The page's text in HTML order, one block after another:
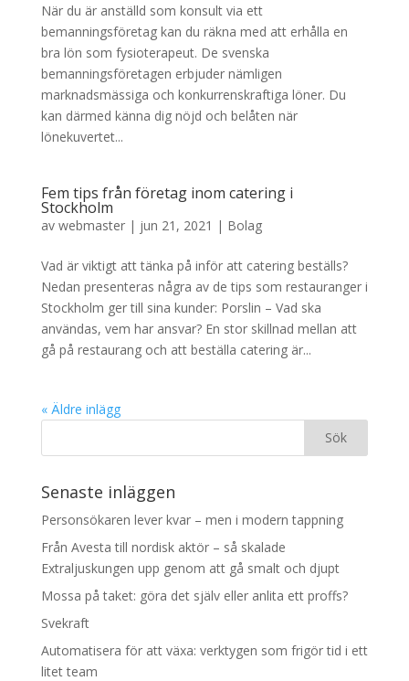
När du är anställd som konsult via ett
bemanningsföretag kan du räkna med att erhålla en
bra lön som fysioterapeut. De svenska
bemanningsföretagen erbjuder nämligen
marknadsmässiga och konkurrenskraftiga löner. Du
kan därmed känna dig nöjd och belåten när
lönekuvertet...
Fem tips från företag inom catering i
Stockholm
av webmaster| jun 21, 2021 | Bolag
Vad är viktigt att tänka på inför att catering beställs?
Nedan presenteras några av de tips som restauranger i
Stockholm ger till sina kunder: Porslin – Vad ska
användas, vem har ansvar? En stor skillnad mellan att
gå på restaurang och att beställa catering är...
« Äldre inlägg
Senaste inläggen
Personsökaren lever kvar – men i modern tappning
Från Avesta till nordisk aktör – så skalade
Extraljuskungen upp genom att gå smalt och djupt
Mossa på taket: göra det själv eller anlita ett proffs?
Svekraft
Automatisera för att växa: verktygen som frigör tid i ett
litet team